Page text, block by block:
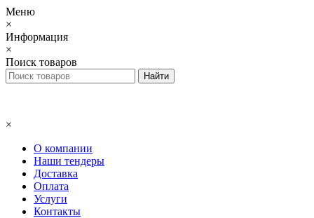
Меню
×
Информация
×
Поиск товаров
×
О компании
Наши тендеры
Доставка
Оплата
Услуги
Контакты